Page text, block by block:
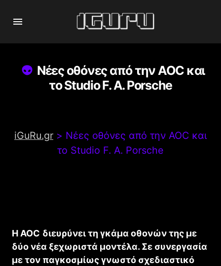
Νέες οθόνες από την AOC και
το Studio F. A. Porsche
iGuRu.gr > Νέες οθόνες από την AOC και
το Studio F. A. Porsche
ΗAOC διευρύνει τη γκάμα οθονών της με
δύο νέα ξεχωριστά μοντέλα. Σε συνεργασία
με τον παγκοσμίως γνωστό σχεδιαστικό